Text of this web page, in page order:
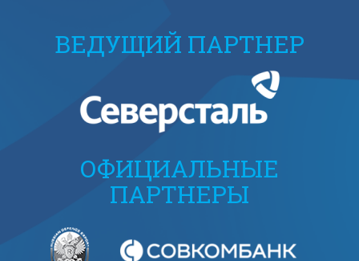
ВЕДУЩИЙ ПАРТНЕР
ОФИЦИАЛЬНЫЕ
ПАРТНЕРЫ